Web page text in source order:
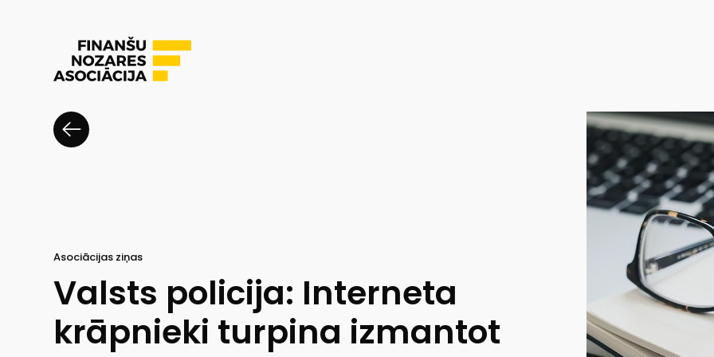
Asociācijas ziņas
Valsts policija: Interneta
krāpnieki turpina izmantot